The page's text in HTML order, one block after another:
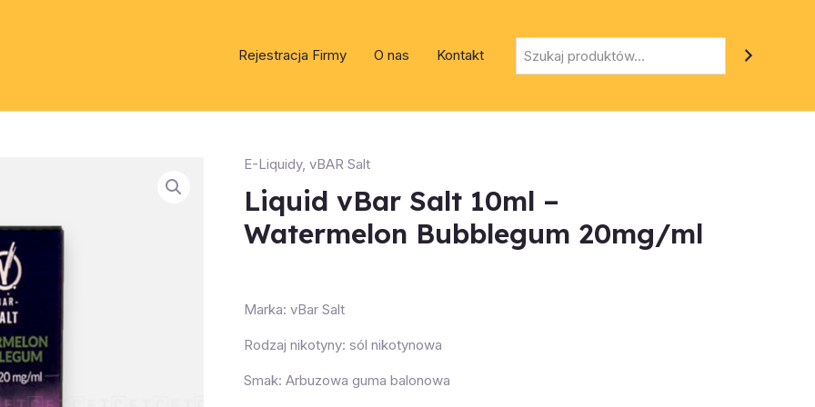
Rejestracja Firmy O nas Kontakt
E-Liquidy, vBAR Salt
Liquid vBar Salt 10ml –
Watermelon Bubblegum 20mg/ml
Marka: vBar Salt
Rodzaj nikotyny: sól nikotynowa
Smak: Arbuzowa guma balonowa